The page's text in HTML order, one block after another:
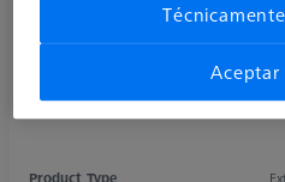
Product Type